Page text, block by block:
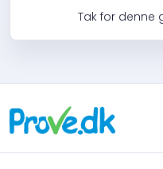
Tak for denne